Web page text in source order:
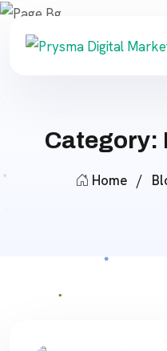
Category:
Home /